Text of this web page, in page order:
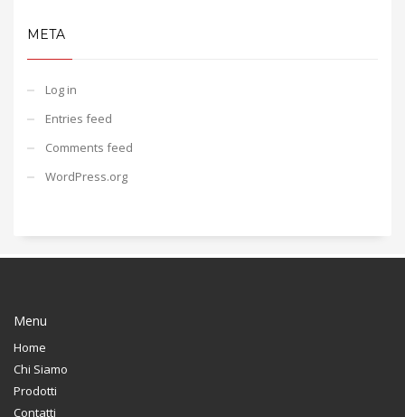
META
Log in
Entries feed
Comments feed
WordPress.org
Menu
Home
Chi Siamo
Prodotti
Contatti